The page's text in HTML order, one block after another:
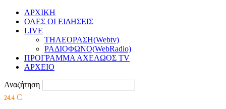
ΑΡΧΙΚΗ
ΟΛΕΣ ΟΙ ΕΙΔΗΣΕΙΣ
LIVE
ΤΗΛΕΟΡΑΣΗ(Webtv)
ΡΑΔΙΟΦΩΝΟ(WebRadio)
ΠΡΟΓΡΑΜΜΑ ΑΧΕΛΩΟΣ TV
ΑΡΧΕΙΟ
Αναζήτηση
24.4 C